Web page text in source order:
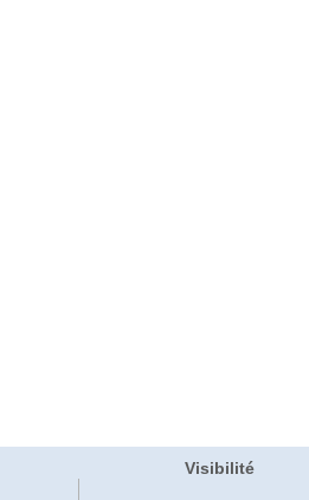
Visibilité